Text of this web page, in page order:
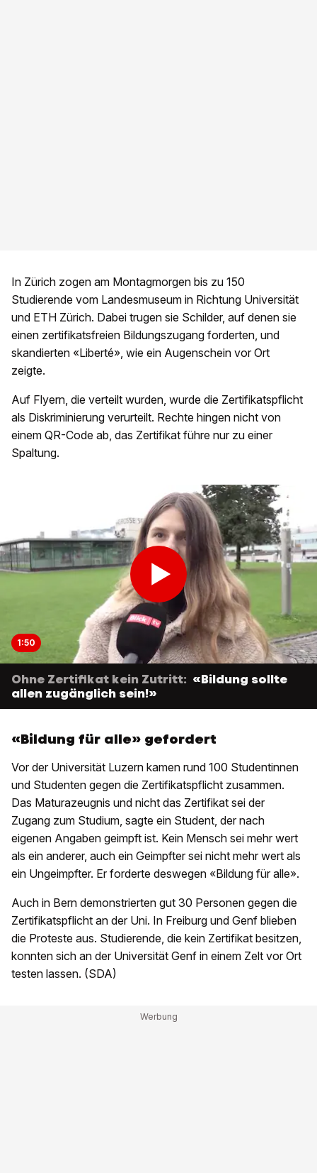
In Zürich zogen am Montagmorgen bis zu 150
Studierende vom Landesmuseum in Richtung Universität
und ETH Zürich. Dabei trugen sie Schilder, auf denen sie
einen zertifikatsfreien Bildungszugang forderten, und
skandierten «Liberté», wie ein Augenschein vor Ort
zeigte.
Auf Flyern, die verteilt wurden, wurde die Zertifikatspflicht
als Diskriminierung verurteilt. Rechte hingen nicht von
einem QR-Code ab, das Zertifikat führe nur zu einer
Spaltung.
1:50
Ohne Zertifikat kein Zutritt: «Bildung sollte
allen zugänglich sein!»
«Bildung für alle» gefordert
Vor der Universität Luzern kamen rund 100 Studentinnen
und Studenten gegen die Zertifikatspflicht zusammen.
Das Maturazeugnis und nicht das Zertifikat sei der
Zugang zum Studium, sagte ein Student, der nach
eigenen Angaben geimpft ist. Kein Mensch sei mehr wert
als ein anderer, auch ein Geimpfter sei nicht mehr wert als
ein Ungeimpfter. Er forderte deswegen «Bildung für alle».
Auch in Bern demonstrierten gut 30 Personen gegen die
Zertifikatspflicht an der Uni. In Freiburg und Genf blieben
die Proteste aus. Studierende, die kein Zertifikat besitzen,
konnten sich an der Universität Genf in einem Zelt vor Ort
testen lassen. (SDA)